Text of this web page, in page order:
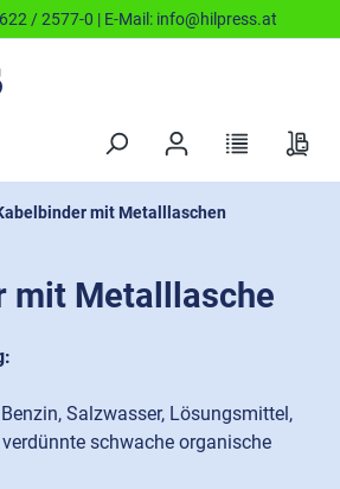
/ 2577-0 | E-Mail: info@hilpress.at
mit Metalllaschen
mit Metalllasche
Salzwasser, Lösungsmittel,
schwache organische